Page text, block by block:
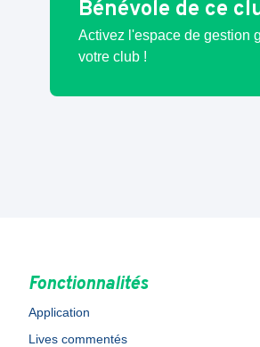
Bénévole de ce
Activez l'espace de gestion
votre club !
Fonctionnalités
Application
Lives commentés